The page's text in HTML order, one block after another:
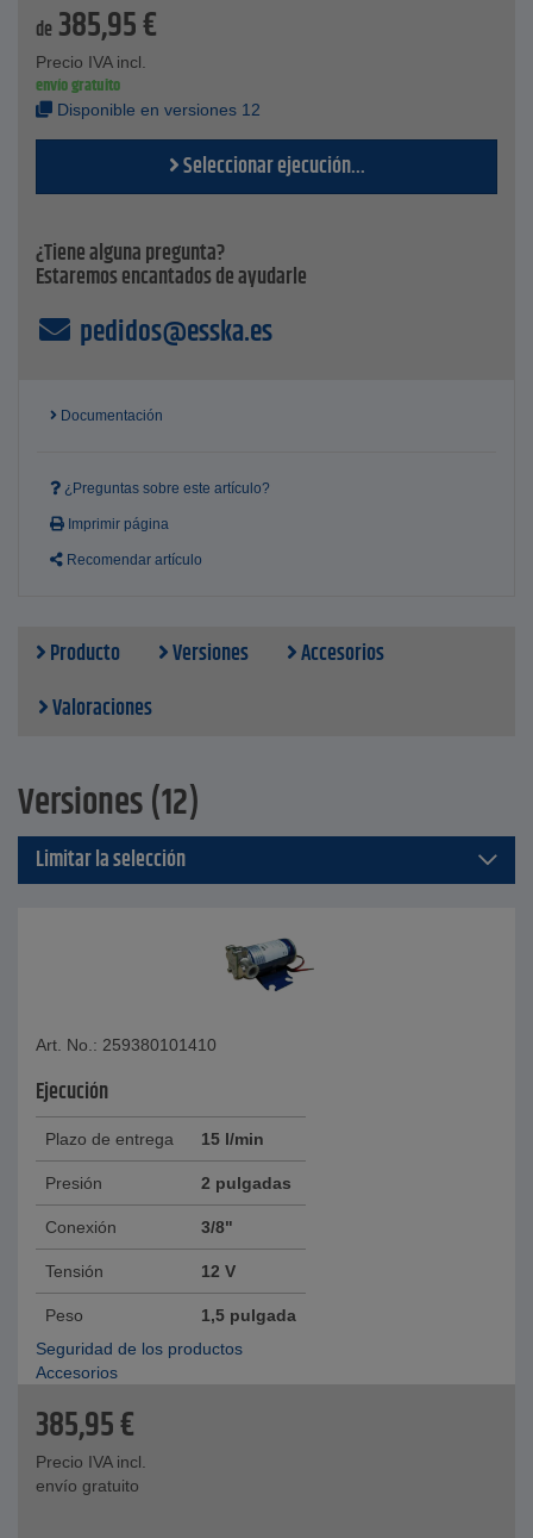
Tensión: 12, 24 o 230 V
de 385,95€
Precio IVA incl.
envío gratuito
Disponible en versiones 12
Seleccionar ejecución...
¿Tiene alguna pregunta?
Estaremos encantados de ayudarle
pedidos@esska.es
Documentación
¿Preguntas sobre este artículo?
Imprimir página
Recomendar artículo
Producto Versiones
Accesorios
Valoraciones
Versiones (12)
Limitar la selección
Art. No.: 259380101410
Ejecución
Plazo de entrega 15 l/min
Presión 2 pulgadas
Conexión 3/8"
Tensión 12 V
Peso
1,5 pulgada
Seguridad de los productos
Accesorios
385,95€
Precio IVA incl.
envío gratuito